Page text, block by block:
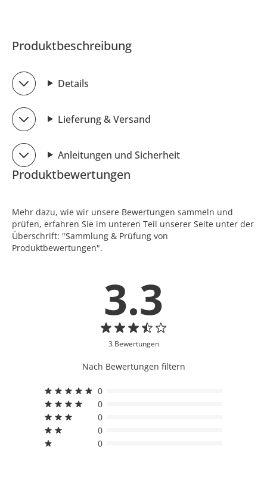
Produktbeschreibung
Details
Lieferung & Versand
Anleitungen und Sicherheit
Produktbewertungen
Mehr dazu, wie wir unsere Bewertungen sammeln und
prüfen, erfahren Sie im unteren Teil unserer Seite unter der
Überschrift: "Sammlung & Prüfung von
Produktbewertungen".
3.3
3 Bewertungen
Nach Bewertungen filtern
0
0
0
0
0